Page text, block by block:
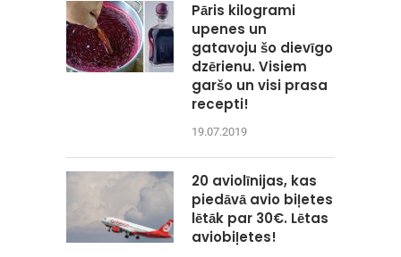
Pāris kilogrami
upenes un
gatavoju šo dievīgo
dzērienu. Visiem
garšo un visi prasa
recepti!
19.07.2019
20 aviolīnijas, kas
piedāvā avio biļetes
lētāk par 30€. Lētas
aviobiļetes!